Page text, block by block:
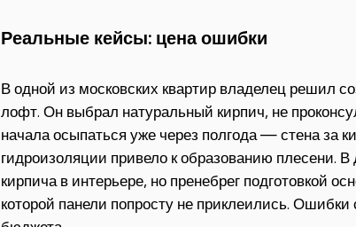
Реальные кейсы: цена ошибки
В одной из московских квартир владелец решил
лофт. Он выбрал натуральный кирпич, не
начала осыпаться уже через полгода — стена за
гидроизоляции привело к образованию плесени.
кирпича в интерьере, но пренебрег подготовкой
которой панели попросту не приклеились.